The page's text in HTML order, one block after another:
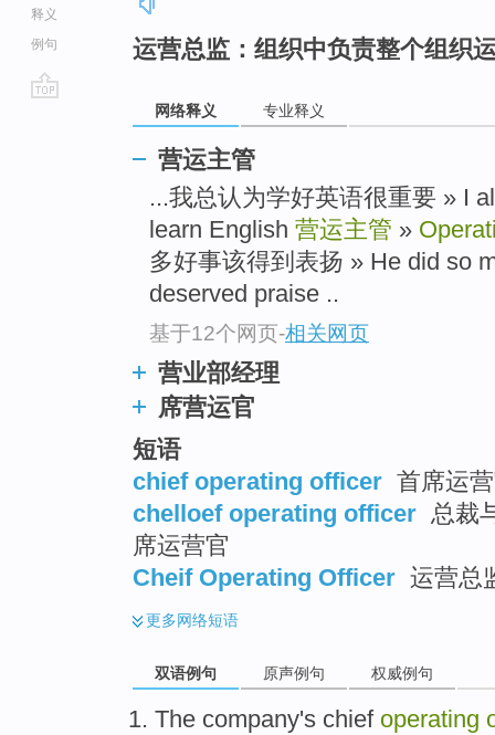
释义
例句
运营总监：组织中负责整个组织
网络释义 专业释义
营运主管
...我总认为学好英语很重要 » I
learn English 营运主管 »
多好事该得到表扬 » He did so
deserved praise ..
基于12个网页-相关网页
营业部经理
席营运官
短语
chief operating officer 首席运
chelloef operating officer 总裁
席运营官
Cheif Operating Officer 运营总
更多网络短语
双语例句 原声例句 权威例句
The company's chief operating